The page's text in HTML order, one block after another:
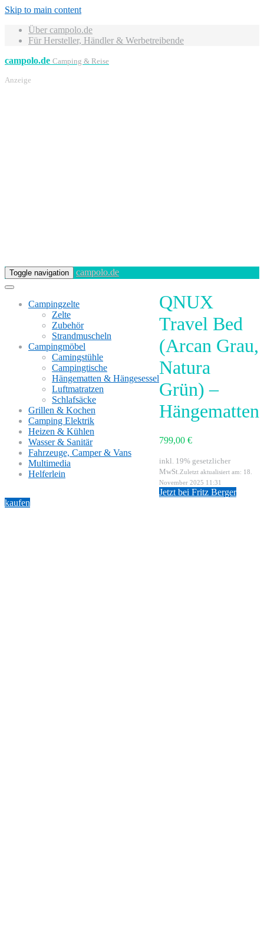
Skip to main content
Über campolo.de
Für Hersteller, Händler & Werbetreibende
campolo.de Camping & Reise
Anzeige
Toggle navigation campolo.de
Campingzelte
Zelte
Zubehör
Strandmuscheln
Campingmöbel
Camingstühle
Campingtische
Hängematten & Hängesessel
Luftmatratzen
Schlafsäcke
Grillen & Kochen
Camping Elektrik
Heizen & Kühlen
Wasser & Sanitär
Fahrzeuge, Camper & Vans
Multimedia
Helferlein
QNUX
Travel Bed
(Arcan Grau,
Natura
Grün) –
Hängematten
799,00 €
inkl. 19% gesetzlicher
MwSt. Zuletzt aktualisiert am: 18.
November 2025 11:31
Jetzt bei Fritz Berger
kaufen